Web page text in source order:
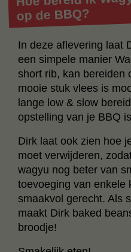
op de BBQ?
In deze aflevering laat
een simpele manier
short rib, kan bereiden
mooie stuk vlees is
lange low & slow
opstelling van je BBQ
Dirk laat ook zien hoe
moet verwijderen,
wagyu nog beter van
toevoeging van enkele
smaakvol gerecht. Als
maakt Dirk baked
broodje!